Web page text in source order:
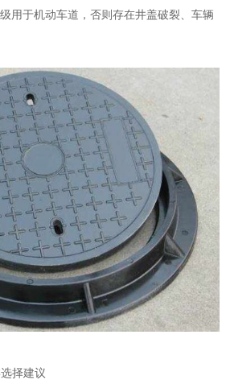
用于机动车道，否则存在井盖破裂、车辆
择建议